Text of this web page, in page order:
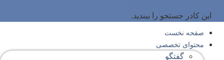
این کادر جستجو را ببندید.
صفحه‌ نخست
محتوای‌ تخصصی
گفتگو